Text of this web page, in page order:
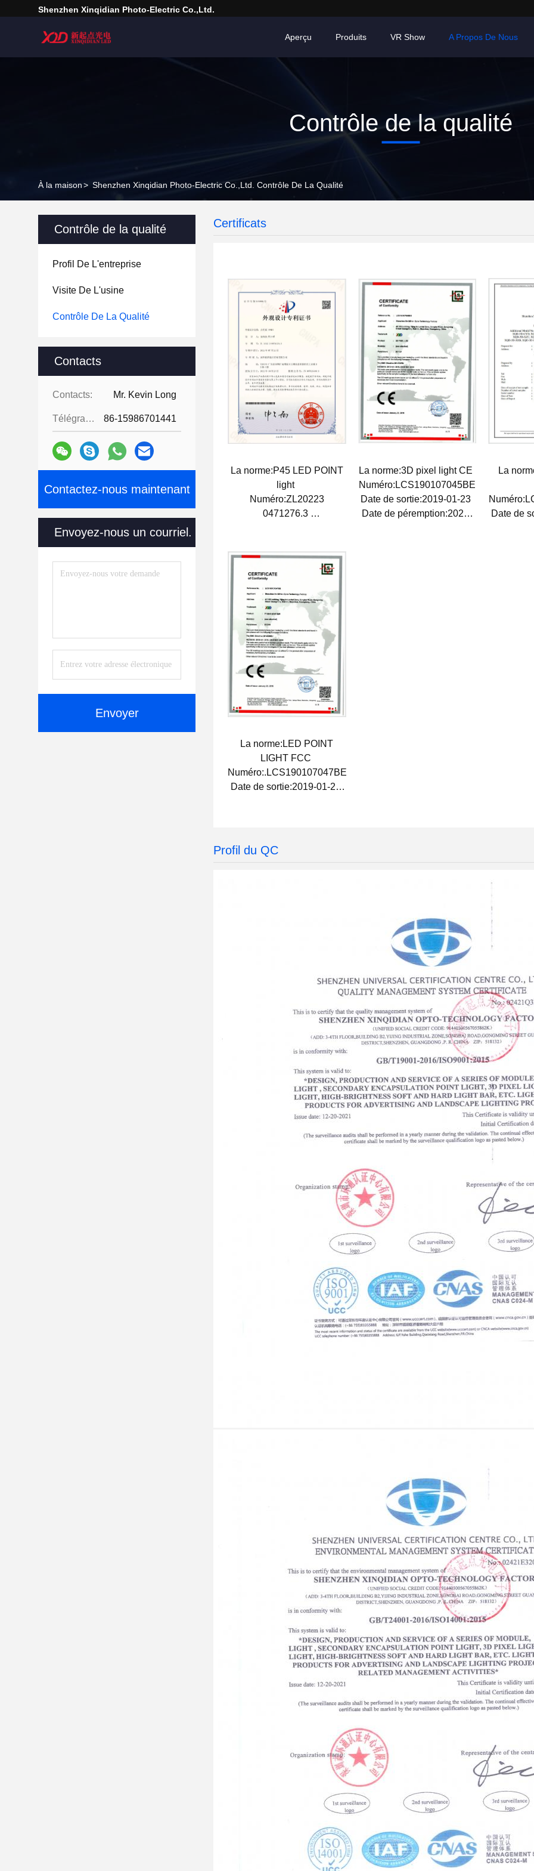
Shenzhen Xinqidian Photo-Electric Co.,Ltd.
Aperçu Produits VR Show A Propos De Nous
Contrôle de la qualité
À la maison> Shenzhen Xinqidian Photo-Electric Co.,Ltd. Contrôle De La Qualité
Contrôle de la qualité
Profil De L'entreprise
Visite De L'usine
Contrôle De La Qualité
Contacts
Contacts: Mr. Kevin Long
Télégramme: 86-15986701441
Contactez-nous maintenant
Envoyez-nous un courriel.
Envoyer
Certificats
La norme:P45 LED POINT
light
Numéro:ZL20223
0471276.3
08-31
La norme:3D pixel light CE
Numéro:LCS190107045BE
Date de sortie:2019-01-23
Date de péremption:2028-
La
Date de
La norme:LED POINT
LIGHT FCC
Numéro:.LCS190107047BE
Date de sortie:2019-01-23
Profil du QC